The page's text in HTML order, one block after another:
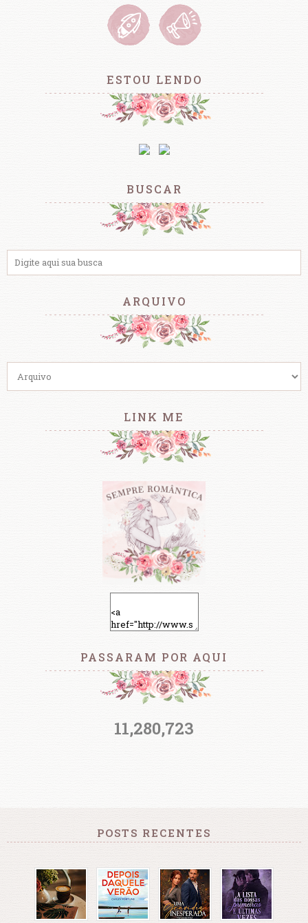
ESTOU LENDO
BUSCAR
ARQUIVO
LINK ME
PASSARAM POR AQUI
11,280,723
POSTS RECENTES